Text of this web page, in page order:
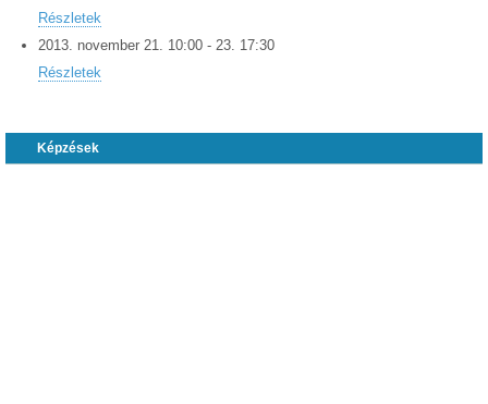
Részletek
2013. november 21. 10:00 - 23. 17:30
Részletek
Képzések